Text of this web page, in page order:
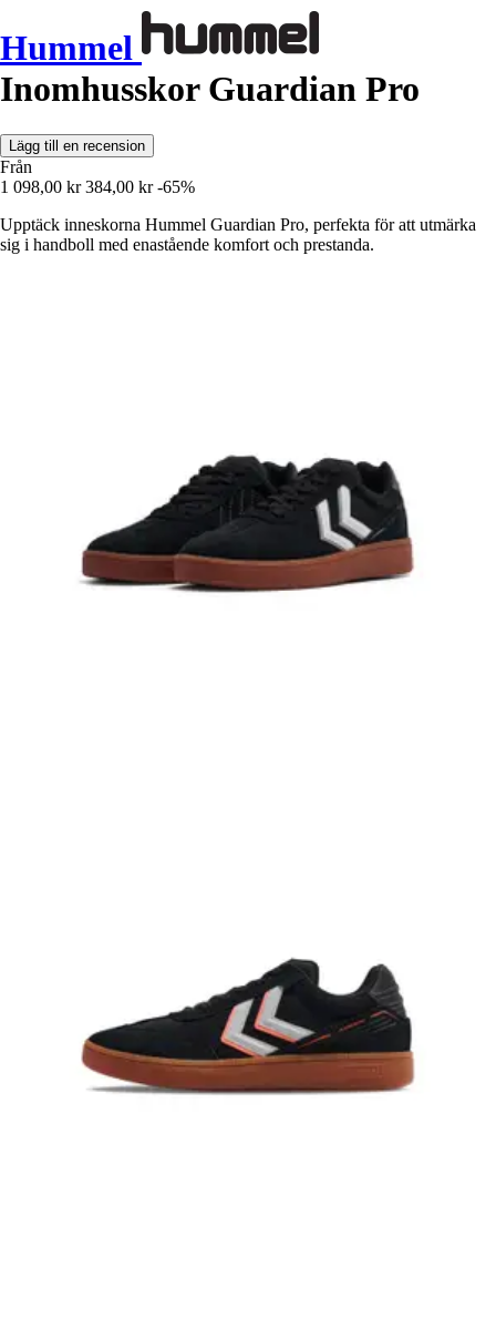
Hummel
Inomhusskor Guardian Pro
Lägg till en recension
Från
1 098,00 kr 384,00 kr -65%
Upptäck inneskorna Hummel Guardian Pro, perfekta för att utmärka
sig i handboll med enastående komfort och prestanda.